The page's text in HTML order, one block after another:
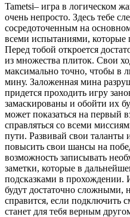
Tametsi– игра в логическом
очень непросто. Здесь тебе
сосредоточенным на
всеми испытаниями, которые
Перед тобой откроется
из множества плиток. Свои
максимально точно, чтобы в
мину. Заложенная мина
придется проходить игру
замаскированы и обойти их
может показаться на первый
справляться со всеми
пути. Развивай свои
повысить свои шансы на
возможность записывать
заметки, которые в
подсказками в прохождении.
будут достаточно сложными,
справится, если подключить
станет для тебя верным